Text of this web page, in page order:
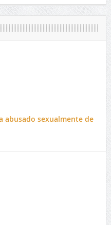
abusado sexualmente de